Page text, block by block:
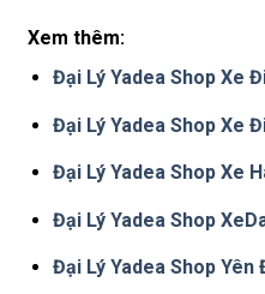
Xem thêm:
Đại Lý Yadea Shop Xe
Đại Lý Yadea Shop Xe
Đại Lý Yadea Shop Xe
Đại Lý Yadea Shop
Đại Lý Yadea Shop Yên